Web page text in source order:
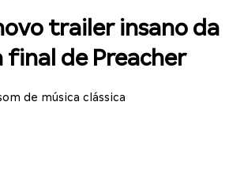
trailer insano da
de Preacher
de música clássica